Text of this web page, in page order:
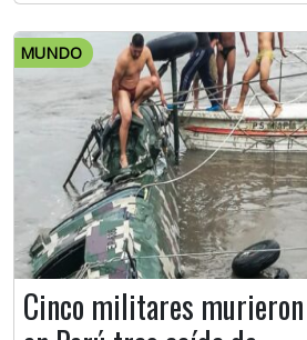
MUNDO
Cinco militares murieron